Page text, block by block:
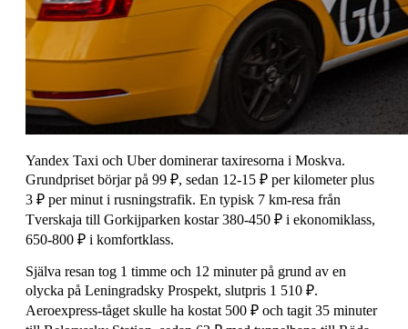
Yandex Taxi och Uber dominerar taxiresorna i Moskva.
Grundpriset börjar på 99 ₽, sedan 12-15 ₽ per kilometer plus
3 ₽ per minut i rusningstrafik. En typisk 7 km-resa från
Tverskaja till Gorkijparken kostar 380-450 ₽ i ekonomiklass,
650-800 ₽ i komfortklass.
Själva resan tog 1 timme och 12 minuter på grund av en
olycka på Leningradsky Prospekt, slutpris 1 510 ₽.
Aeroexpress-tåget skulle ha kostat 500 ₽ och tagit 35 minuter